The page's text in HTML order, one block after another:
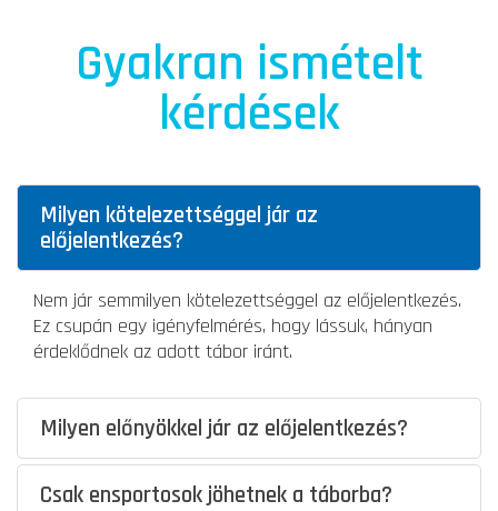
Gyakran ismételt
kérdések
Milyen kötelezettséggel jár az
előjelentkezés?
Nem jár semmilyen kötelezettséggel az előjelentkezés.
Ez csupán egy igényfelmérés, hogy lássuk, hányan
érdeklődnek az adott tábor iránt.
Milyen előnyökkel jár az előjelentkezés?
Csak ensportosok jöhetnek a táborba?